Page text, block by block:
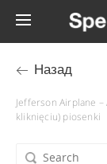
Назад
Jefferson Airplane
kliknięciu) piosenki